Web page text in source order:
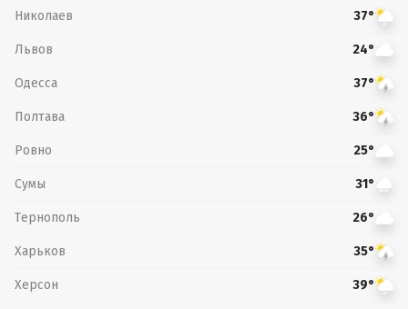
Николаев 37°
Львов 24°
Одесса 37°
Полтава 36°
Ровно 25°
Сумы 31°
Тернополь 26°
Харьков 35°
Херсон 39°